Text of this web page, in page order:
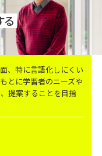
る
、特に言語化しにくい
とに学習者のニーズや
提案することを目指